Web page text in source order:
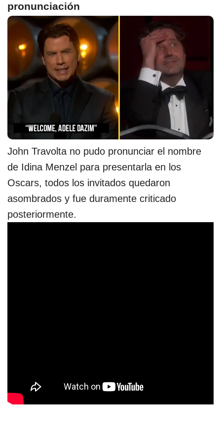
pronunciación
John Travolta no pudo pronunciar el nombre
de Idina Menzel para presentarla en los
Oscars, todos los invitados quedaron
asombrados y fue duramente criticado
posteriormente.